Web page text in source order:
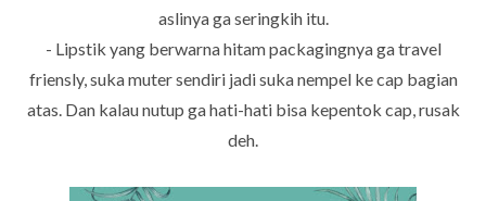
aslinya ga seringkih itu.
- Lipstik yang berwarna hitam packagingnya ga travel
friensly, suka muter sendiri jadi suka nempel ke cap bagian
atas. Dan kalau nutup ga hati-hati bisa kepentok cap, rusak
deh.